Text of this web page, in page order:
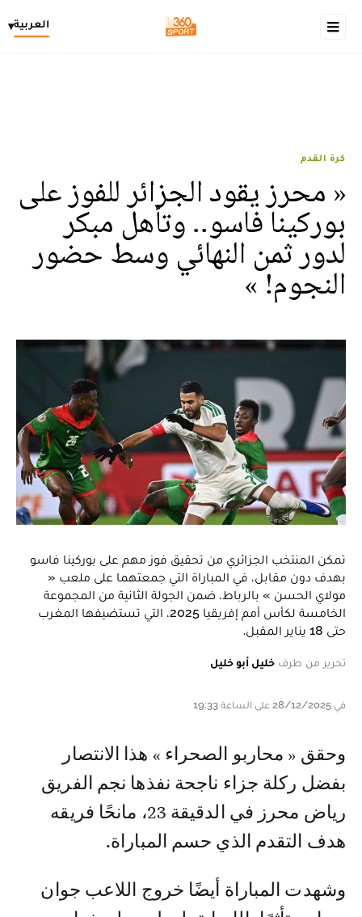
العربية▾
كرة القدم
« محرز يقود الجزائر للفوز على
بوركينا فاسو.. وتأهل مبكر
لدور ثمن النهائي وسط حضور
النجوم! »
تمكن المنتخب الجزائري من تحقيق فوز مهم على بوركينا فاسو
بهدف دون مقابل، في المباراة التي جمعتهما على ملعب «
مولاي الحسن » بالرباط، ضمن الجولة الثانية من المجموعة
الخامسة لكأس أمم إفريقيا 2025، التي تستضيفها المغرب
حتى 18 يناير المقبل.
تحرير من طرف خليل أبو خليل
في 28/12/2025 على الساعة 19:33
وحقق « محاربو الصحراء » هذا الانتصار
بفضل ركلة جزاء ناجحة نفذها نجم الفريق
رياض محرز في الدقيقة 23، مانحًا فريقه
هدف التقدم الذي حسم المباراة.
وشهدت المباراة أيضًا خروج اللاعب جوان